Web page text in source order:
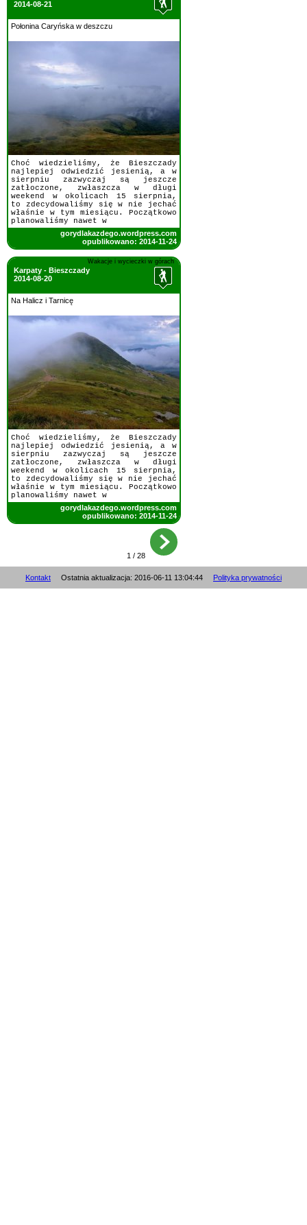
2014-08-21
Połonina Caryńska w deszczu
Choć wiedzieliśmy, że Bieszczady
najlepiej odwiedzić jesienią, a w
sierpniu zazwyczaj są jeszcze
zatłoczone, zwłaszcza w długi
weekend w okolicach 15 sierpnia,
to zdecydowaliśmy się w nie jechać
właśnie w tym miesiącu. Początkowo
planowaliśmy nawet w
gorydlakazdego.wordpress.com
opublikowano: 2014-11-24
Wakacje i wycieczki w górach
Karpaty - Bieszczady
2014-08-20
Na Halicz i Tarnicę
Choć wiedzieliśmy, że Bieszczady
najlepiej odwiedzić jesienią, a w
sierpniu zazwyczaj są jeszcze
zatłoczone, zwłaszcza w długi
weekend w okolicach 15 sierpnia,
to zdecydowaliśmy się w nie jechać
właśnie w tym miesiącu. Początkowo
planowaliśmy nawet w
gorydlakazdego.wordpress.com
opublikowano: 2014-11-24
1 / 28
Kontakt Ostatnia aktualizacja: 2016-06-11 13:04:44 Polityka prywatności